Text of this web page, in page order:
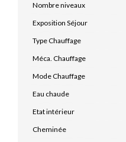
Nombre niveaux
Exposition Séjour
Type Chauffage
Méca. Chauffage
Mode Chauffage
Eau chaude
Etat intérieur
Cheminée